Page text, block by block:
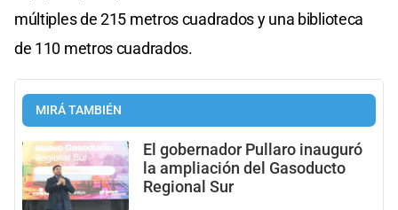
múltiples de 215 metros cuadrados y una biblioteca
de 110 metros cuadrados.
MIRÁ TAMBIÉN
El gobernador Pullaro inauguró
la ampliación del Gasoducto
Regional Sur